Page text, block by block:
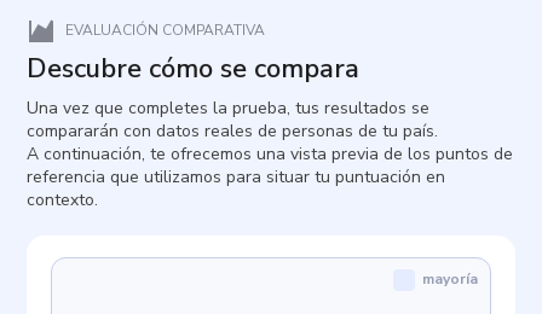
EVALUACIÓN COMPARATIVA
Descubre cómo se compara
Una vez que completes la prueba, tus resultados se
compararán con datos reales de personas de tu país.
A continuación, te ofrecemos una vista previa de los puntos de
referencia que utilizamos para situar tu puntuación en
contexto.
mayoría